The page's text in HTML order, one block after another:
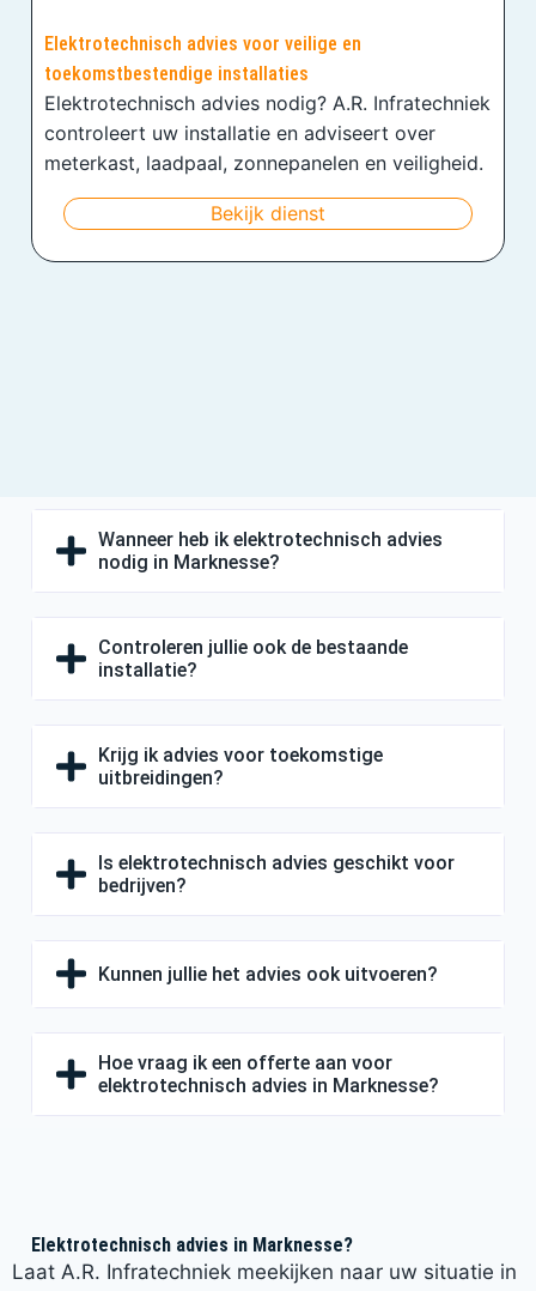
Elektrotechnisch advies voor veilige en
toekomstbestendige installaties
Elektrotechnisch advies nodig? A.R. Infratechniek
controleert uw installatie en adviseert over
meterkast, laadpaal, zonnepanelen en veiligheid.
Bekijk dienst
Wanneer heb ik elektrotechnisch advies
nodig in Marknesse?
Controleren jullie ook de bestaande
installatie?
Krijg ik advies voor toekomstige
uitbreidingen?
Is elektrotechnisch advies geschikt voor
bedrijven?
Kunnen jullie het advies ook uitvoeren?
Hoe vraag ik een offerte aan voor
elektrotechnisch advies in Marknesse?
Elektrotechnisch advies in Marknesse?
Laat A.R. Infratechniek meekijken naar uw situatie in